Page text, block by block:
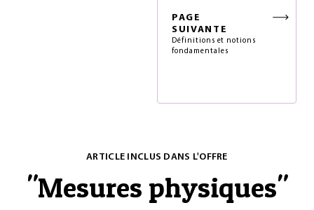
PAGE
SUIVANTE
Définitions et notions
fondamentales
ARTICLE INCLUS DANS L'OFFRE
"Mesures physiques"